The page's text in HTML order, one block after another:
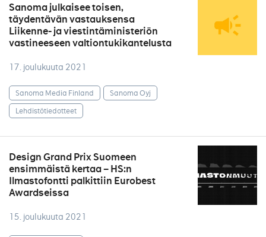
Sanoma julkaisee toisen,
täydentävän vastauksensa
Liikenne- ja viestintäministeriön
vastineeseen valtiontukikantelusta
17. joulukuuta 2021
Sanoma Media Finland
Sanoma Oyj
Lehdistötiedotteet
Design Grand Prix Suomeen
ensimmäistä kertaa – HS:n
Ilmastofontti palkittiin Eurobest
Awardseissa
15. joulukuuta 2021